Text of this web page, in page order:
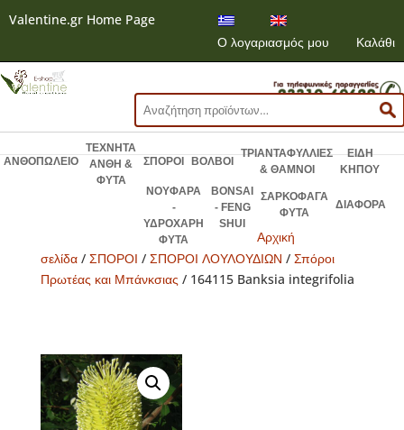
Valentine.gr Home Page
Ο λογαριασμός μου
Καλάθι
Αναζήτηση
για:
ΑΝΘΟΠΩΛΕΙΟ
ΤΕΧΝΗΤΑ
ΑΝΘΗ &
ΦΥΤΑ
ΣΠΟΡΟΙ ΒΟΛΒΟΙ
ΤΡΙΑΝΤΑΦΥΛΛΙΕΣ
& ΘΑΜΝΟΙ
ΕΙΔΗ
ΚΗΠΟΥ
ΝΟΥΦΑΡΑ
-
ΥΔΡΟΧΑΡΗ
ΦΥΤΑ
BONSAI
- FENG
SHUI
ΣΑΡΚΟΦΑΓΑ
ΦΥΤΑ
ΔΙΑΦΟΡΑ
Αρχική
σελίδα/ ΣΠΟΡΟΙ / ΣΠΟΡΟΙ ΛΟΥΛΟΥΔΙΩΝ / Σπόροι
Πρωτέας και Μπάνκσιας / 164115 Banksia integrifolia